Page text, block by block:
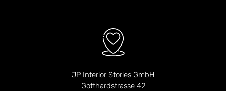
JP Interior Stories GmbH
Gotthardstrasse 42